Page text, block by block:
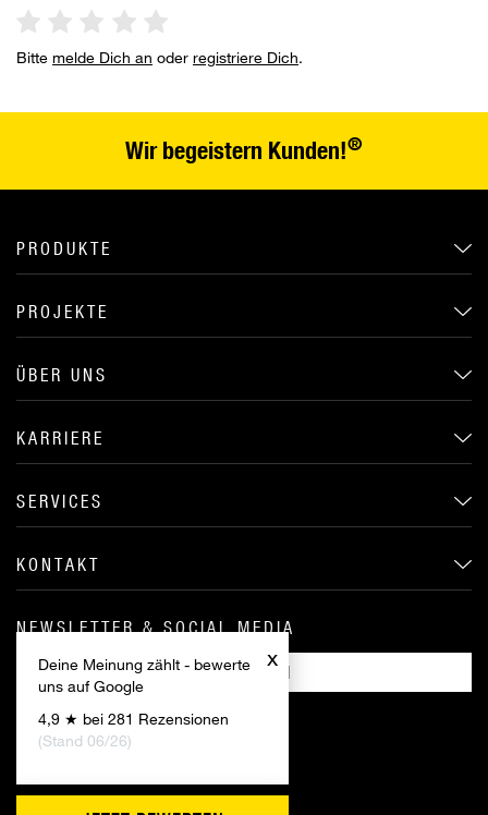
x
Deine Meinung zählt - bewerte
uns auf Google
4,9 ★ bei 281 Rezensionen
(Stand 06/26)
Bitte melde Dich an oder registriere Dich.
Wir begeistern Kunden!®
PRODUKTE
PROJEKTE
ÜBER UNS
KARRIERE
SERVICES
KONTAKT
NEWSLETTER & SOCIAL MEDIA
ANMELDEN